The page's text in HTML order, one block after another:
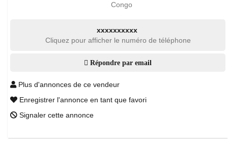
Congo
xxxxxxxxxx
Cliquez pour afficher le numéro de téléphone
Répondre par email
Plus d'annonces de ce vendeur
Enregistrer l'annonce en tant que favori
Signaler cette annonce